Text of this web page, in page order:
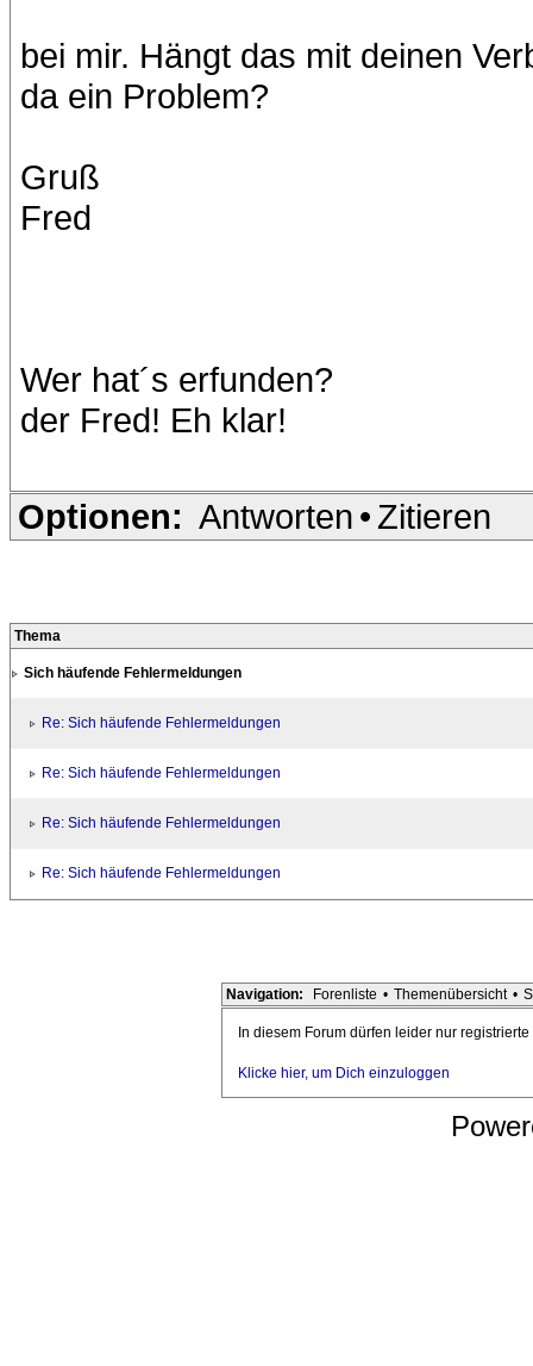
bei mir. Hängt das mit deinen
da ein Problem?
Gruß
Fred
Wer hat´s erfunden?
der Fred! Eh klar!
Optionen: Antworten • Zitieren
Thema
Sich häufende Fehlermeldungen
Re: Sich häufende Fehlermeldungen
Re: Sich häufende Fehlermeldungen
Re: Sich häufende Fehlermeldungen
Re: Sich häufende Fehlermeldungen
Navigation: Forenliste • Themenübersicht •
In diesem Forum dürfen leider nur
Klicke hier, um Dich einzuloggen